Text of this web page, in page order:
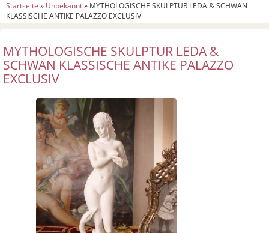
Startseite » Unbekannt» MYTHOLOGISCHE SKULPTUR LEDA & SCHWAN
KLASSISCHE ANTIKE PALAZZO EXCLUSIV
MYTHOLOGISCHE SKULPTUR LEDA &
SCHWAN KLASSISCHE ANTIKE PALAZZO
EXCLUSIV